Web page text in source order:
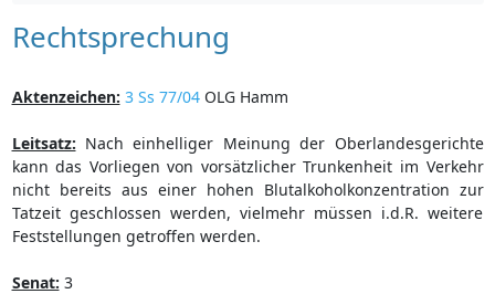
Rechtsprechung
Aktenzeichen: 3 Ss 77/04OLG Hamm
Leitsatz: Nach einhelliger Meinung der Oberlandesgerichte
kann das Vorliegen von vorsätzlicher Trunkenheit im Verkehr
nicht bereits aus einer hohen Blutalkoholkonzentration zur
Tatzeit geschlossen werden, vielmehr müssen i.d.R. weitere
Feststellungen getroffen werden.
Senat: 3